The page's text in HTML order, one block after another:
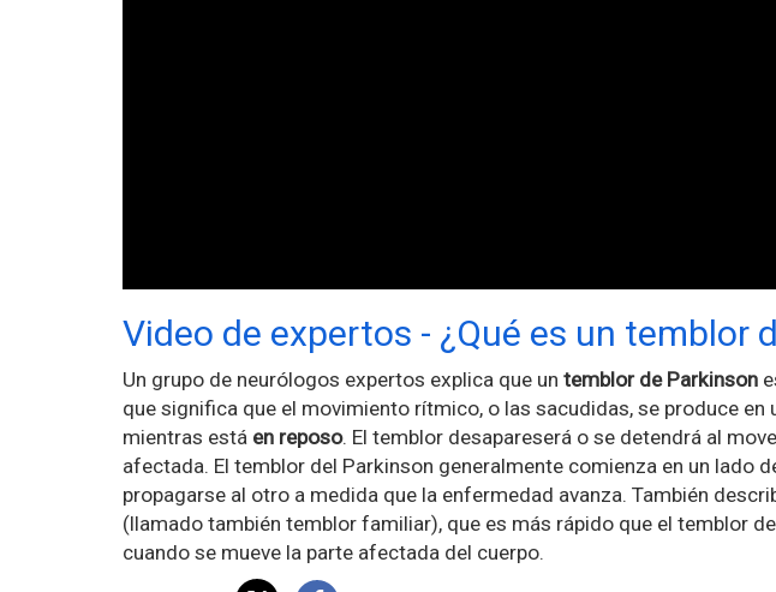
Video de expertos - ¿Qué es un temblor
Un grupo de neurólogos expertos explica que un temblor de Parkinson
que significa que el movimiento rítmico, o las sacudidas, se produce en
mientras está en reposo. El temblor desapareserá o se detendrá al
afectada. El temblor del Parkinson generalmente comienza en un lado
propagarse al otro a medida que la enfermedad avanza. También
(llamado también temblor familiar), que es más rápido que el temblor
cuando se mueve la parte afectada del cuerpo.